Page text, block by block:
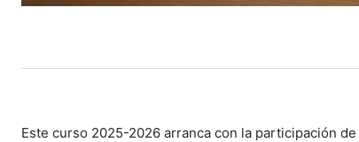
Este curso 2025-2026 arranca con la participación